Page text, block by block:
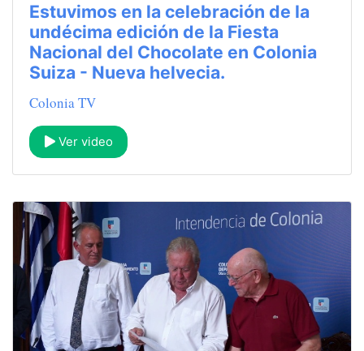
Estuvimos en la celebración de la
undécima edición de la Fiesta
Nacional del Chocolate en Colonia
Suiza - Nueva helvecia.
Colonia TV
Ver video